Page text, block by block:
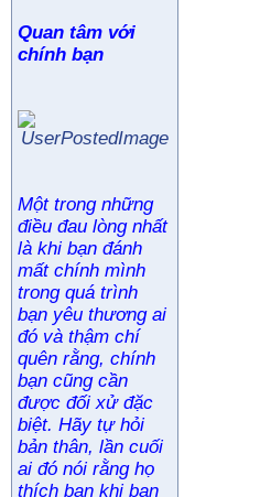
Quan tâm với
chính bạn
Một trong những
điều đau lòng nhất
là khi bạn đánh
mất chính mình
trong quá trình
bạn yêu thương ai
đó và thậm chí
quên rằng, chính
bạn cũng cần
được đối xử đặc
biệt. Hãy tự hỏi
bản thân, lần cuối
ai đó nói rằng họ
thích bạn khi bạn